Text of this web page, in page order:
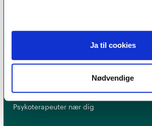
Ja til cookies
Nødvendige
Psykoterapi
Psykoterapeuter nær dig